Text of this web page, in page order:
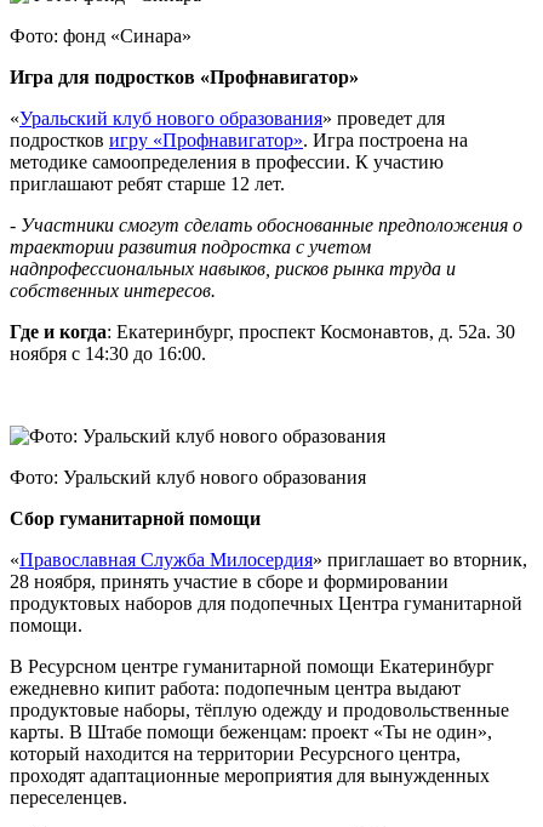
Фото: фонд «Синара»
Игра для подростков «Профнавигатор»
«Уральский клуб нового образования» проведет для
подростков игру «Профнавигатор». Игра построена на
методике самоопределения в профессии. К участию
приглашают ребят старше 12 лет.
- Участники смогут сделать обоснованные предположения о
траектории развития подростка с учетом
надпрофессиональных навыков, рисков рынка труда и
собственных интересов.
Где и когда: Екатеринбург, проспект Космонавтов, д. 52а. 30
ноября c 14:30 до 16:00.
Фото: Уральский клуб нового образования
Сбор гуманитарной помощи
«Православная Служба Милосердия» приглашает во вторник,
28 ноября, принять участие в сборе и формировании
продуктовых наборов для подопечных Центра гуманитарной
помощи.
В Ресурсном центре гуманитарной помощи Екатеринбург
ежедневно кипит работа: подопечным центра выдают
продуктовые наборы, тёплую одежду и продовольственные
карты. В Штабе помощи беженцам: проект «Ты не один»,
который находится на территории Ресурсного центра,
проходят адаптационные мероприятия для вынужденных
переселенцев.